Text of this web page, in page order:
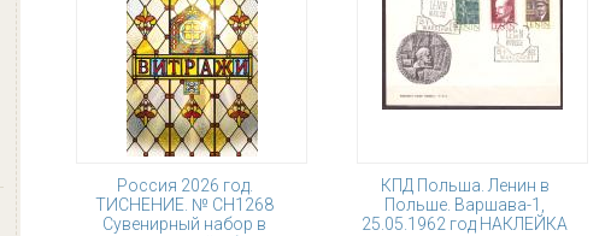
Россия 2026 год.
ТИСНЕНИЕ. № СН1268
Сувенирный набор в
КПД Польша. Ленин в
Польше. Варшава-1,
25.05.1962 год НАКЛЕЙКА